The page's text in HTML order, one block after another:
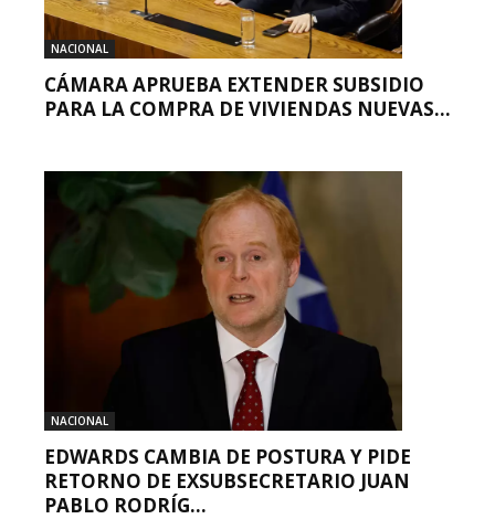
NACIONAL
CÁMARA APRUEBA EXTENDER SUBSIDIO
PARA LA COMPRA DE VIVIENDAS NUEVAS...
NACIONAL
EDWARDS CAMBIA DE POSTURA Y PIDE
RETORNO DE EXSUBSECRETARIO JUAN
PABLO RODRÍG...